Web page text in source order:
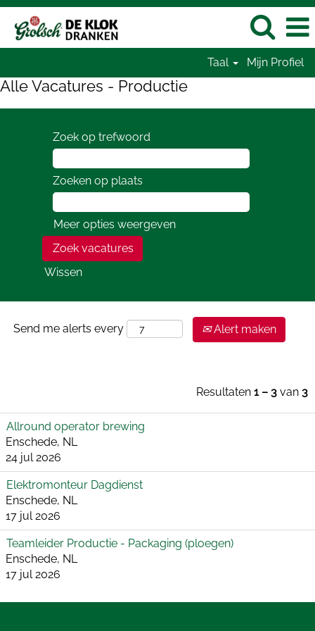
Taal Mijn Profiel
Alle Vacatures - Productie
Zoek op trefwoord
Zoeken op plaats
Meer opties weergeven
Wissen
Send me alerts every Alert maken
Resultaten 1 – 3 van 3
Allround operator brewing
Enschede, NL
24 jul 2026
Elektromonteur Dagdienst
Enschede, NL
17 jul 2026
Teamleider Productie - Packaging (ploegen)
Enschede, NL
17 jul 2026